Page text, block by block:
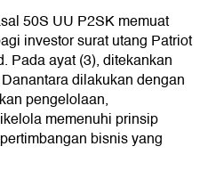
50S UU P2SK memuat
investor surat utang Patriot
Pada ayat (3), ditekankan
dilakukan dengan
pengelolaan,
memenuhi prinsip
bisnis yang